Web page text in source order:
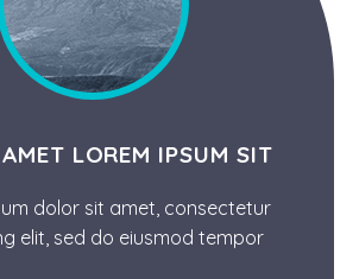
LOREM IPSUM SIT
dolor sit amet, consectetur
elit, sed do eiusmod tempor